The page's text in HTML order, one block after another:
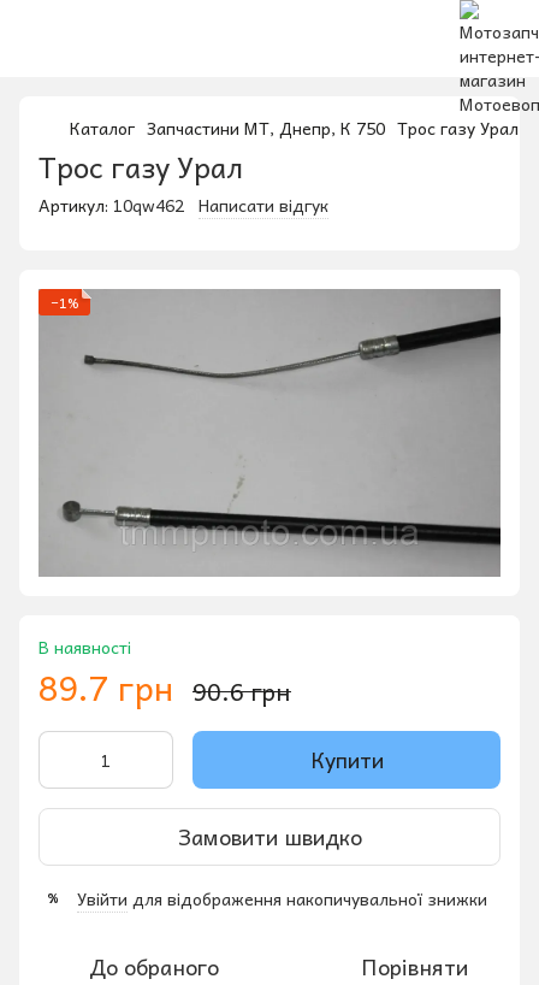
Каталог Запчастини МТ, Днепр, К 750 Трос газу Урал
Трос газу Урал
Артикул: 10qw462 Написати відгук
−1%
В наявності
89.7 грн 90.6 грн
Купити
Замовити швидко
% Увійти для відображення накопичувальної знижки
До обраного Порівняти